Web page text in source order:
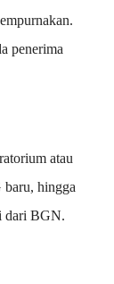
penerima
atau
baru, hingga
dari BGN.